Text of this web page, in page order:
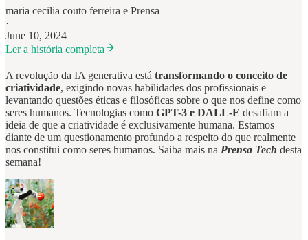
maria cecilia couto ferreira e Prensa
·
June 10, 2024
Ler a história completa
A revolução da IA generativa está transformando o conceito de
criatividade, exigindo novas habilidades dos profissionais e
levantando questões éticas e filosóficas sobre o que nos define como
seres humanos. Tecnologias como GPT-3 e DALL-E desafiam a
ideia de que a criatividade é exclusivamente humana. Estamos
diante de um questionamento profundo a respeito do que realmente
nos constitui como seres humanos. Saiba mais na Prensa Tech desta
semana!